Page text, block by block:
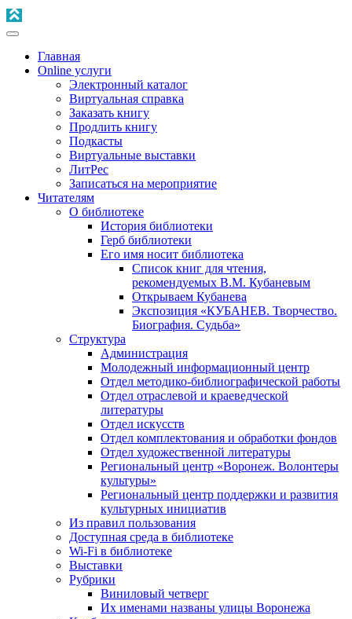
Главная
Online услуги
Электронный каталог
Виртуальная справка
Заказать книгу
Продлить книгу
Подкасты
Виртуальные выставки
ЛитРес
Записаться на мероприятие
Читателям
О библиотеке
История библиотеки
Герб библиотеки
Его имя носит библиотека
Список книг для чтения,
рекомендуемых В.М. Кубаневым
Открываем Кубанева
Экспозиция «КУБАНЕВ. Творчество.
Биография. Судьба»
Структура
Администрация
Молодежный информационный центр
Отдел методико-библиографической работы
Отдел отраслевой и краеведческой
литературы
Отдел искусств
Отдел комплектования и обработки фондов
Отдел художественной литературы
Региональный центр «Воронеж. Волонтеры
культуры»
Региональный центр поддержки и развития
культурных инициатив
Из правил пользования
Доступная среда в библиотеке
Wi-Fi в библиотеке
Выставки
Рубрики
Виниловый четверг
Их именами названы улицы Воронежа